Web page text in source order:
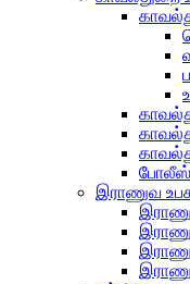
போலீஸ்
இராணுவ